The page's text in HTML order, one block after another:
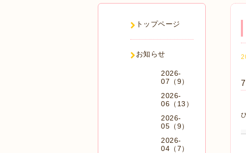
トップページ
お知らせ
2026-
07（9）
2026-
06（13）
2026-
05（9）
2026-
04（7）